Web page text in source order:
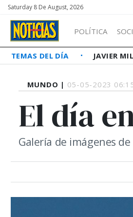
Saturday 8 De August, 2026
POLÍTICA
TEMAS DEL DÍA JAVIER
MUNDO | 05-05-2023
El día
Galería de imágenes